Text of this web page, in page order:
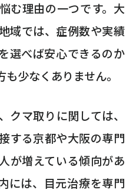
む理由の一つです。大
域では、症例数や実績
選べば安心できるのか
少なくありません。
クマ取りに関しては、
する京都や大阪の専門
が増えている傾向があ
には、目元治療を専門